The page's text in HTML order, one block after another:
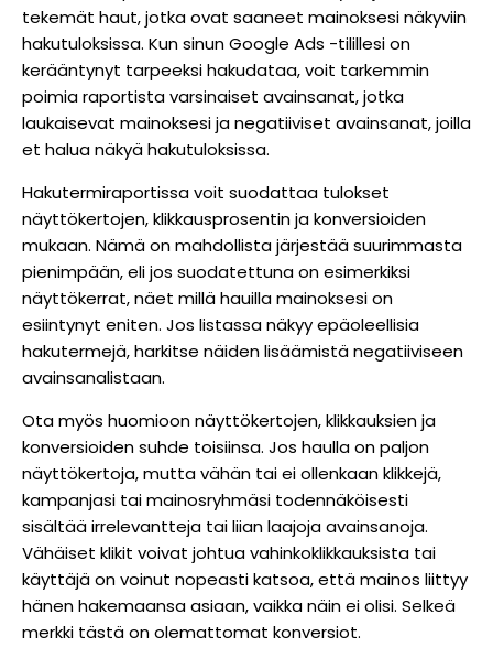
tekemät haut, jotka ovat saaneet mainoksesi näkyviin
hakutuloksissa. Kun sinun Google Ads -tilillesi on
kerääntynyt tarpeeksi hakudataa, voit tarkemmin
poimia raportista varsinaiset avainsanat, jotka
laukaisevat mainoksesi ja negatiiviset avainsanat, joilla
et halua näkyä hakutuloksissa.
Hakutermiraportissa voit suodattaa tulokset
näyttökertojen, klikkausprosentin ja konversioiden
mukaan. Nämä on mahdollista järjestää suurimmasta
pienimpään, eli jos suodatettuna on esimerkiksi
näyttökerrat, näet millä hauilla mainoksesi on
esiintynyt eniten. Jos listassa näkyy epäoleellisia
hakutermejä, harkitse näiden lisäämistä negatiiviseen
avainsanalistaan.
Ota myös huomioon näyttökertojen, klikkauksien ja
konversioiden suhde toisiinsa. Jos haulla on paljon
näyttökertoja, mutta vähän tai ei ollenkaan klikkejä,
kampanjasi tai mainosryhmäsi todennäköisesti
sisältää irrelevantteja tai liian laajoja avainsanoja.
Vähäiset klikit voivat johtua vahinkoklikkauksista tai
käyttäjä on voinut nopeasti katsoa, että mainos liittyy
hänen hakemaansa asiaan, vaikka näin ei olisi. Selkeä
merkki tästä on olemattomat konversiot.